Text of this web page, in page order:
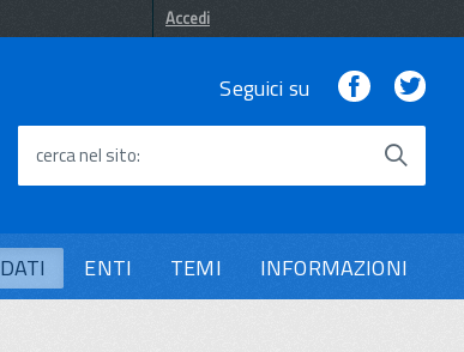
Accedi
Seguici su Facebook
cerca nel sito
DATI ENTI TEMI INFORMAZIONI